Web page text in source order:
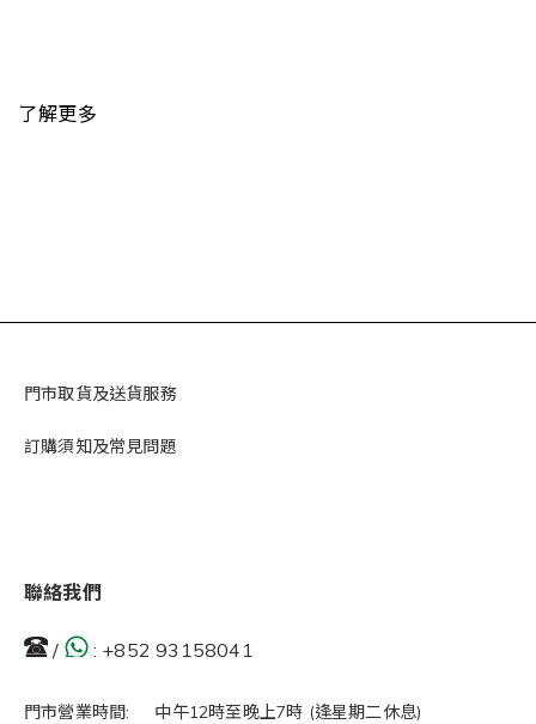
了解更多
門市取貨及送貨服務
訂購須知及常見問題
聯絡我們
/ : +852 93158041
門市營業時間: 中午12時至晚上7時 (逢星期二休息)